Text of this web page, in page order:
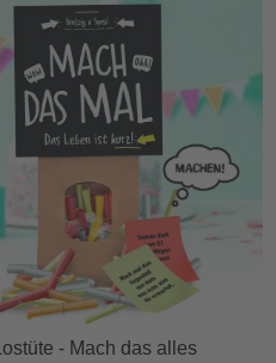
Lostüte - Mach das alles